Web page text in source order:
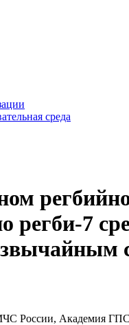
среда
7
России, Академия